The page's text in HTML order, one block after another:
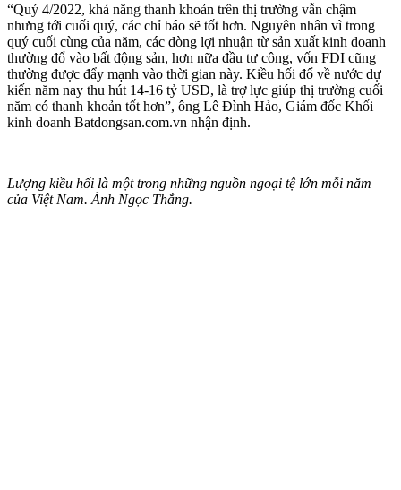
“Quý 4/2022, khả năng thanh khoản trên thị trường vẫn chậm
nhưng tới cuối quý, các chỉ báo sẽ tốt hơn. Nguyên nhân vì trong
quý cuối cùng của năm, các dòng lợi nhuận từ sản xuất kinh doanh
thường đổ vào bất động sản, hơn nữa đầu tư công, vốn FDI cũng
thường được đẩy mạnh vào thời gian này. Kiều hối đổ về nước dự
kiến năm nay thu hút 14-16 tỷ USD, là trợ lực giúp thị trường cuối
năm có thanh khoản tốt hơn”, ông Lê Đình Hảo, Giám đốc Khối
kinh doanh Batdongsan.com.vn nhận định.
Lượng kiều hối là một trong những nguồn ngoại tệ lớn mỗi năm
của Việt Nam. Ảnh Ngọc Thắng.